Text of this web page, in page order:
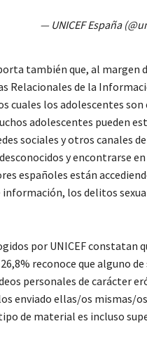
— UNICEF España
también que, al margen
Relacionales de la
cuales los adolescentes
adolescentes pueden
sociales y otros canales
y encontrarse
españoles están
información, los delitos
por UNICEF constatan
reconoce que alguno
personales de carácter
enviado ellas/os mismas/
de material es incluso